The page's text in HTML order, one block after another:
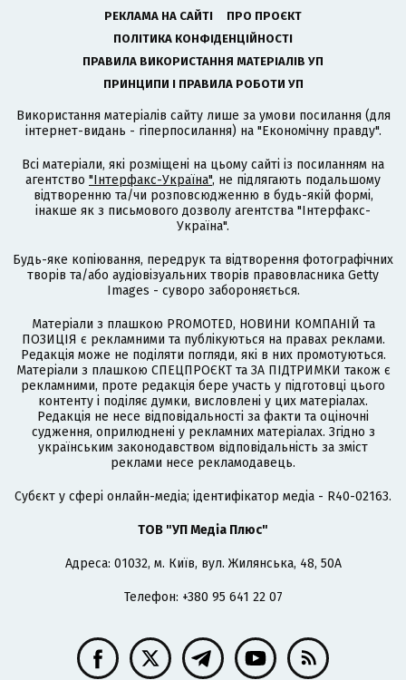
РЕКЛАМА НА САЙТІ
ПРО ПРОЄКТ
ПОЛІТИКА КОНФІДЕНЦІЙНОСТІ
ПРАВИЛА ВИКОРИСТАННЯ МАТЕРІАЛІВ УП
ПРИНЦИПИ І ПРАВИЛА РОБОТИ УП
Використання матеріалів сайту лише за умови посилання (для
інтернет-видань - гіперпосилання) на "Економічну правду".
Всі матеріали, які розміщені на цьому сайті із посиланням на
агентство "Інтерфакс-Україна", не підлягають подальшому
відтворенню та/чи розповсюдженню в будь-якій формі,
інакше як з письмового дозволу агентства "Інтерфакс-
Україна".
Будь-яке копіювання, передрук та відтворення фотографічних
творів та/або аудіовізуальних творів правовласника Getty
Images - суворо забороняється.
Матеріали з плашкою PROMOTED, НОВИНИ КОМПАНІЙ та
ПОЗИЦІЯ є рекламними та публікуються на правах реклами.
Редакція може не поділяти погляди, які в них промотуються.
Матеріали з плашкою СПЕЦПРОЄКТ та ЗА ПІДТРИМКИ також є
рекламними, проте редакція бере участь у підготовці цього
контенту і поділяє думки, висловлені у цих матеріалах.
Редакція не несе відповідальності за факти та оціночні
судження, оприлюднені у рекламних матеріалах. Згідно з
українським законодавством відповідальність за зміст
реклами несе рекламодавець.
Cубєкт у сфері онлайн-медіа; ідентифікатор медіа - R40-02163.
ТОВ "УП Медіа Плюс"
Адреса: 01032, м. Київ, вул. Жилянська, 48, 50А
Телефон: +380 95 641 22 07